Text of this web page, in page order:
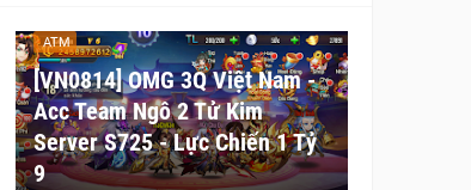
ATM
[VN0814] OMG 3Q Việt Nam -
Acc Team Ngô 2 Tử Kim
Server S725 - Lực Chiến 1 Tỷ
9